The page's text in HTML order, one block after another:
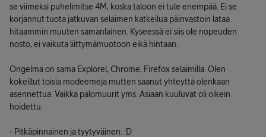
se viimeksi puhelimitse 4M, koska taloon ei tule enempää. Ei se
korjannut tuota jatkuvan selaimen katkeilua päinvastoin lataa
hitaammin muuten samanlainen. Kyseessä ei siis ole nopeuden
nosto, ei vaikuta liittymämuotoon eikä hintaan.
Ongelma on sama Explorel, Chrome, Firefox selaimilla. Olen
kokeillut toisia modeemeja mutten saanut yhteyttä olenkaan
asennettua. Vaikka palomuurit yms. Asiaan kuuluvat oli oikein
hoidettu.
- Pitkäpinnainen ja tyytyväinen. :D